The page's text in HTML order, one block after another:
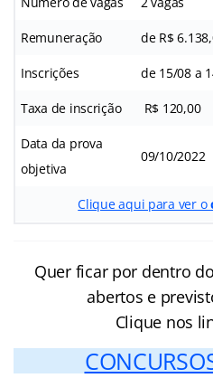
Remuneração de R$
Inscrições de 15/08 a
Taxa de inscrição R$ 120,00
Data da prova
objetiva
09/10/2022
Clique aqui para ver o
Quer ficar por dentro
abertos e
Clique nos